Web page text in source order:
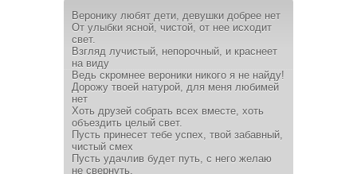
Веронику любят дети, девушки добрее нет
От улыбки ясной, чистой, от нее исходит
свет.
Взгляд лучистый, непорочный, и краснеет
на виду
Ведь скромнее вероники никого я не найду!
Дорожу твоей натурой, для меня любимей
нет
Хоть друзей собрать всех вместе, хоть
объездить целый свет.
Пусть принесет тебе успех, твой забавный,
чистый смех
Пусть удачлив будет путь, с него желаю
не свернуть.